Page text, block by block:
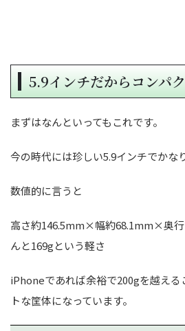
5.9インチだからコンパ
まずはなんといってもこれです。
今の時代には珍しい5.9インチでかな
数値的に言うと
高さ約146.5mm×幅約68.1mm×奥
んと169gという軽さ
iPhoneであれば余裕で200gを越える
トな筐体になっています。